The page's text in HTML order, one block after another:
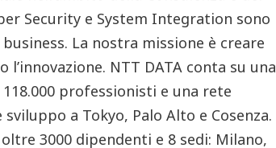
Security e System Integration sono
La nostra missione è creare
NTT DATA conta su una
professionisti e una rete
a Tokyo, Palo Alto e Cosenza.
3000 dipendenti e 8 sedi: Milano,